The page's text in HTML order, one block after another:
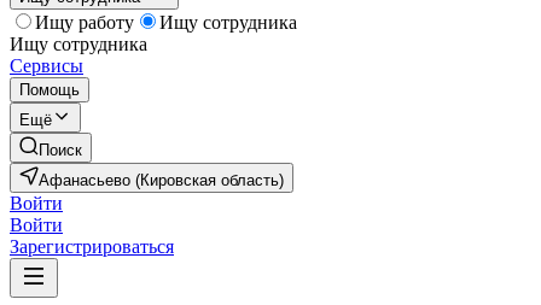
Ищу работу
Ищу сотрудника
Ищу сотрудника
Сервисы
Помощь
Ещё
Поиск
Афанасьево (Кировская область)
Войти
Войти
Зарегистрироваться